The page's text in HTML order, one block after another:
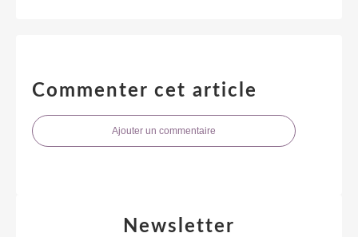
Commenter cet article
Ajouter un commentaire
Newsletter